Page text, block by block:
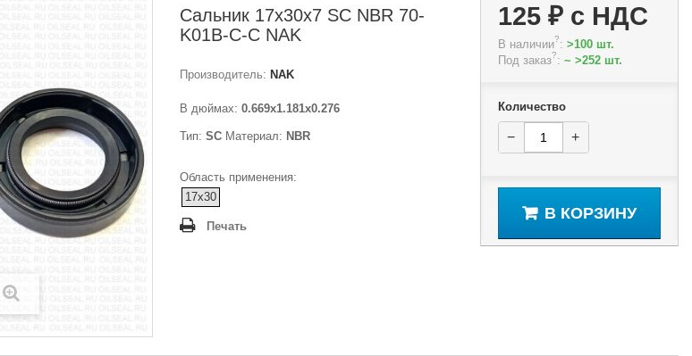
Сальник 17x30x7 SC NBR 70-
K01B-C-C NAK
Производитель: NAK
В дюймах: 0.669x1.181x0.276
Тип: SC Материал: NBR
Область применения:
17x30
Печать
125 ₽с НДС
В наличии?: >100 шт.
Под заказ?: ~ >252 шт.
Количество
− +
В КОРЗИНУ